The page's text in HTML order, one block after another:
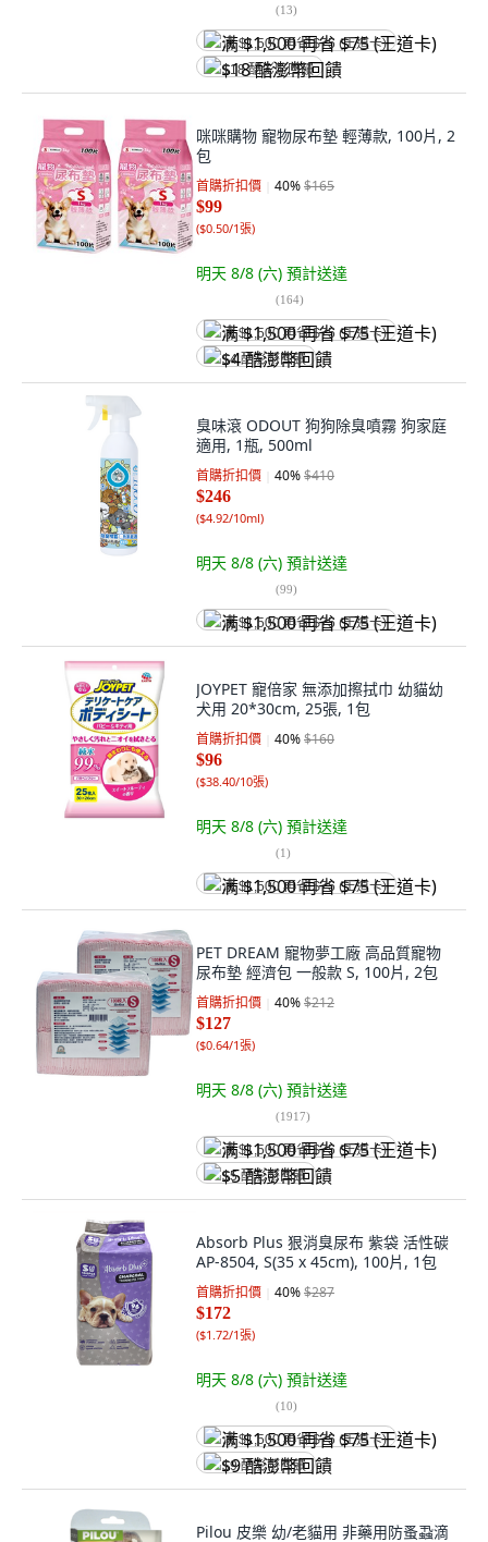
(13)
满 $1,500 再省 $75 (王道卡)
$18 酷澎幣回饋
咪咪購物 寵物尿布墊 輕薄款, 100片, 2
包
首購折扣價 40%$165
$99
($0.50/1張)
明天 8/8 (六) 預計送達
(164)
满 $1,500 再省 $75 (王道卡)
$4 酷澎幣回饋
臭味滾 ODOUT 狗狗除臭噴霧 狗家庭
適用, 1瓶, 500ml
首購折扣價 40%$410
$246
($4.92/10ml)
明天 8/8 (六) 預計送達
(99)
满 $1,500 再省 $75 (王道卡)
JOYPET 寵倍家 無添加擦拭巾 幼貓幼
犬用 20*30cm, 25張, 1包
首購折扣價 40%$160
$96
($38.40/10張)
明天 8/8 (六) 預計送達
(1)
满 $1,500 再省 $75 (王道卡)
PET DREAM 寵物夢工廠 高品質寵物
尿布墊 經濟包 一般款 S, 100片, 2包
首購折扣價 40%$212
$127
($0.64/1張)
明天 8/8 (六) 預計送達
(1917)
满 $1,500 再省 $75 (王道卡)
$5 酷澎幣回饋
Absorb Plus 狠消臭尿布 紫袋 活性碳
AP-8504, S(35 x 45cm), 100片, 1包
首購折扣價 40%$287
$172
($1.72/1張)
明天 8/8 (六) 預計送達
(10)
满 $1,500 再省 $75 (王道卡)
$9 酷澎幣回饋
Pilou 皮樂 幼/老貓用 非藥用防蚤蝨滴